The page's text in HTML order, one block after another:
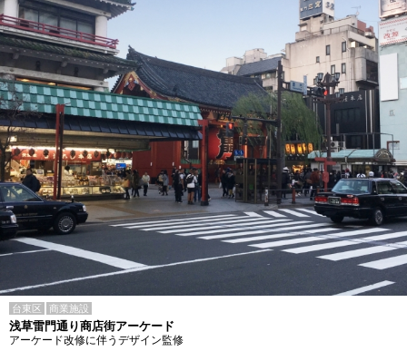
台東区 商業施設
浅草雷門通り商店街アーケード
アーケード改修に伴うデザイン監修